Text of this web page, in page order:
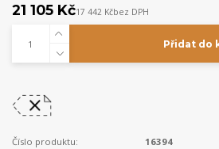
21 105 Kč17 442 Kčbez DPH
Přidat do
Číslo produktu:
16394